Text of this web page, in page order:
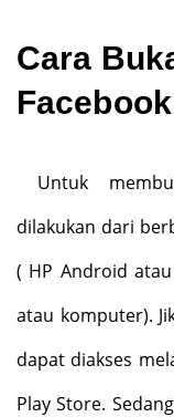
Cara
Untuk
dilakukan dari
( HP Android
atau komputer).
dapat diakses
Play Store.